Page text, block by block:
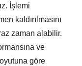
İşlemi
kaldırılmasını
zaman alabilir.
ve
göre